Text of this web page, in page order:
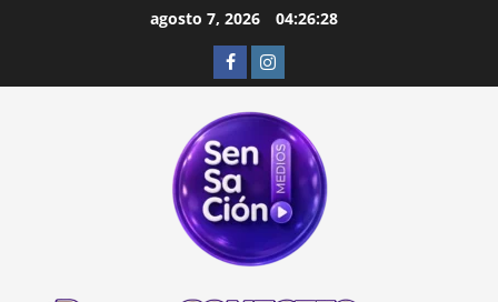
agosto 7, 2026 04:26:29
FacebookInstagram